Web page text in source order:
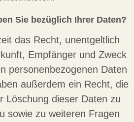
Sie bezüglich Ihrer Daten?
das Recht, unentgeltlich
Empfänger und Zweck
personenbezogenen Daten
außerdem ein Recht, die
Löschung dieser Daten zu
sowie zu weiteren Fragen